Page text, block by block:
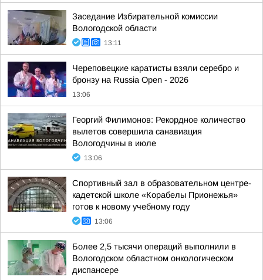
Заседание Избирательной комиссии
Вологодской области
13:11
Череповецкие каратисты взяли серебро и
бронзу на Russia Open - 2026
13:06
Георгий Филимонов: Рекордное количество
вылетов совершила санавиация
Вологодчины в июле
13:06
Спортивный зал в образовательном центре-
кадетской школе «Корабелы Прионежья»
готов к новому учебному году
13:06
Более 2,5 тысячи операций выполнили в
Вологодском областном онкологическом
диспансере